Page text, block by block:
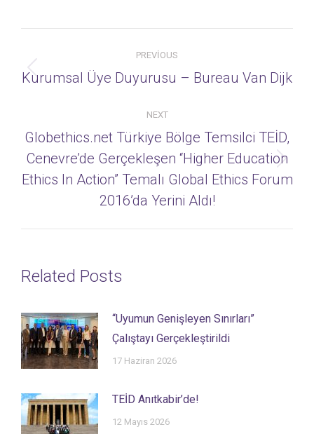
navigation
PREVIOUS
Previous
Kurumsal Üye Duyurusu – Bureau Van Dijk
NEXT
Next
post:
Globethics.net Türkiye Bölge Temsilci TEİD,
Cenevre’de Gerçekleşen “Higher Education
Ethics In Action” Temalı Global Ethics Forum
2016’da Yerini Aldı!
Related Posts
“Uyumun Genişleyen Sınırları”
Çalıştayı Gerçekleştirildi
17 Haziran 2026
TEİD Anıtkabir’de!
12 Mayıs 2026